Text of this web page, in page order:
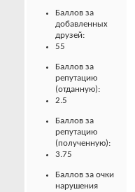
Баллов за
добавленных
друзей:
55
Баллов за
репутацию
(отданную):
2.5
Баллов за
репутацию
(полученную):
3.75
Баллов за очки
нарушения